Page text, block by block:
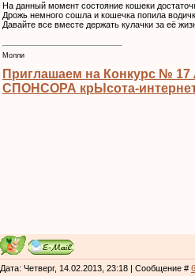
На данный момент состояние кошеки
Дрожь немного сошла и кошечка попила
Давайте все вместе держать кулачки за её
Молли
Приглашаем на Конкурс №
СПОНСОРА крЫсота-
Дата: Четверг, 14.02.2013, 23:18 | Сообщение #